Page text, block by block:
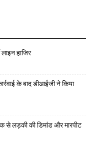
हाजिर
के बाद डीआईजी ने किया
से लड़की की डिमांड और मारपीट